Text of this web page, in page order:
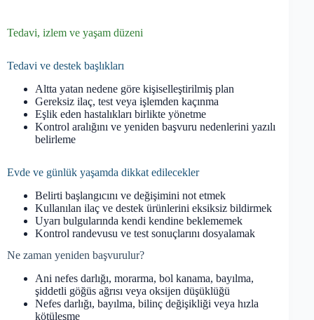
Tedavi, izlem ve yaşam düzeni
Tedavi ve destek başlıkları
Altta yatan nedene göre kişiselleştirilmiş plan
Gereksiz ilaç, test veya işlemden kaçınma
Eşlik eden hastalıkları birlikte yönetme
Kontrol aralığını ve yeniden başvuru nedenlerini yazılı
belirleme
Evde ve günlük yaşamda dikkat edilecekler
Belirti başlangıcını ve değişimini not etmek
Kullanılan ilaç ve destek ürünlerini eksiksiz bildirmek
Uyarı bulgularında kendi kendine beklememek
Kontrol randevusu ve test sonuçlarını dosyalamak
Ne zaman yeniden başvurulur?
Ani nefes darlığı, morarma, bol kanama, bayılma,
şiddetli göğüs ağrısı veya oksijen düşüklüğü
Nefes darlığı, bayılma, bilinç değişikliği veya hızla
kötüleşme